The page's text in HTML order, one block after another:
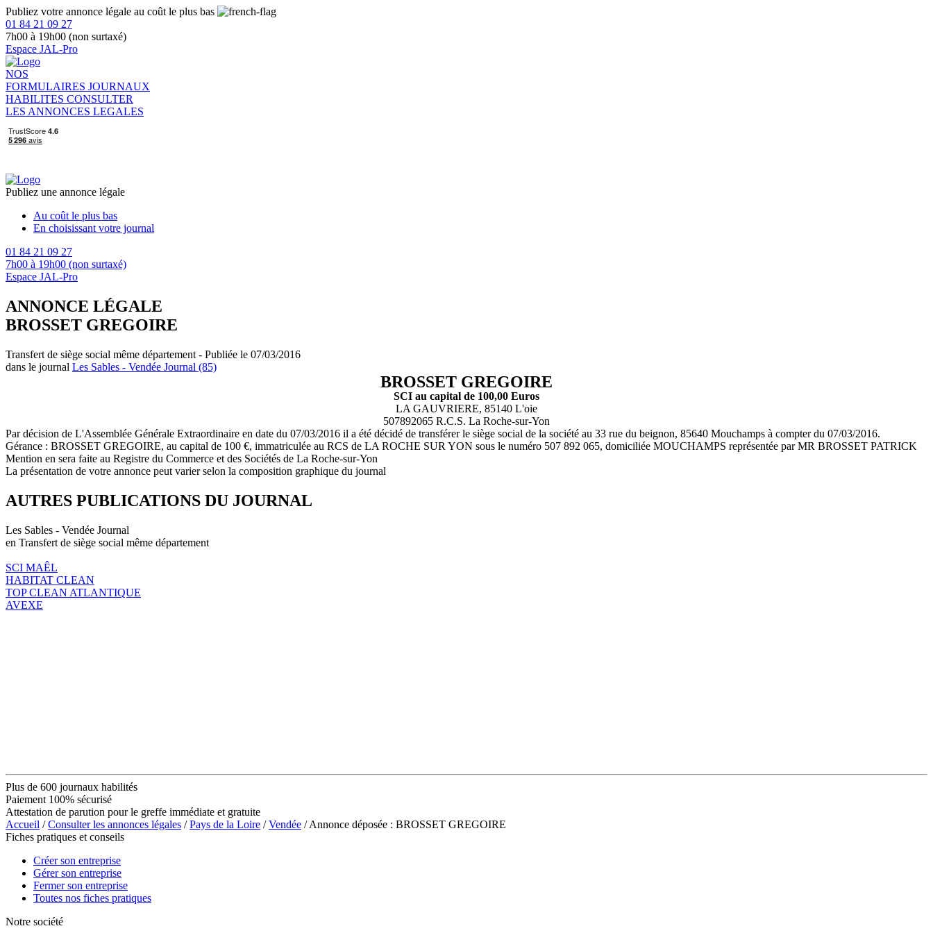
Publiez votre annonce légale au coût le plus bas
01 84 21 09 27
7h00 à 19h00 (non surtaxé)
Espace JAL-Pro
NOS
FORMULAIRES JOURNAUX
HABILITES CONSULTER
LES ANNONCES LEGALES
Publiez une annonce légale
Au coût le plus bas
En choisissant votre journal
01 84 21 09 27
7h00 à 19h00 (non surtaxé)
Espace JAL-Pro
ANNONCE LÉGALE
BROSSET GREGOIRE
Transfert de siège social même département - Publiée le 07/03/2016
dans le journal Les Sables - Vendée Journal (85)
BROSSET GREGOIRE
SCI au capital de 100,00 Euros
LA GAUVRIERE, 85140 L'oie
507892065 R.C.S. La Roche-sur-Yon
Par décision de L'Assemblée Générale Extraordinaire en date du 07/03/2016 il a été décidé de transférer le siège social de la société au 33 rue du beignon, 85640 Mouchamps à compter du 07/03/2016.
Gérance : BROSSET GREGOIRE, au capital de 100 €, immatriculée au RCS de LA ROCHE SUR YON sous le numéro 507 892 065, domiciliée MOUCHAMPS représentée par MR BROSSET PATRICK
Mention en sera faite au Registre du Commerce et des Sociétés de La Roche-sur-Yon
La présentation de votre annonce peut varier selon la composition graphique du journal
AUTRES PUBLICATIONS DU JOURNAL
Les Sables - Vendée Journal
en Transfert de siège social même département
SCI MAÊL
HABITAT CLEAN
TOP CLEAN ATLANTIQUE
AVEXE
Plus de 600 journaux habilités
Paiement 100% sécurisé
Attestation de parution pour le greffe immédiate et gratuite
Accueil /Consulter les annonces légales /Pays de la Loire /Vendée / Annonce déposée : BROSSET GREGOIRE
Fiches pratiques et conseils
Créer son entreprise
Gérer son entreprise
Fermer son entreprise
Toutes nos fiches pratiques
Notre société